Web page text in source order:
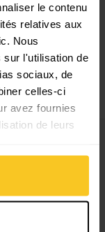
le contenu
relatives aux
Nous
sur l'utilisation de
sociaux, de
celles-ci
avez fournies
de leurs